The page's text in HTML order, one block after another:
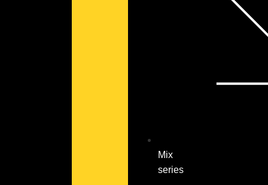
Mix
series